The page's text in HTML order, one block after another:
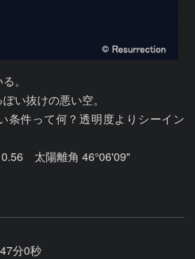
。
い抜けの悪い空。
条件って何？透明度よりシーイン
　太陽離角 46°06'09"
分0秒